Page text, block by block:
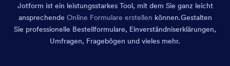
Jotform ist ein leistungsstarkes Tool, mit dem Sie ganz leicht
ansprechende Online Formulare erstellen können.Gestalten
Sie professionelle Bestellformulare, Einverständniserklärungen,
Umfragen, Fragebögen und vieles mehr.